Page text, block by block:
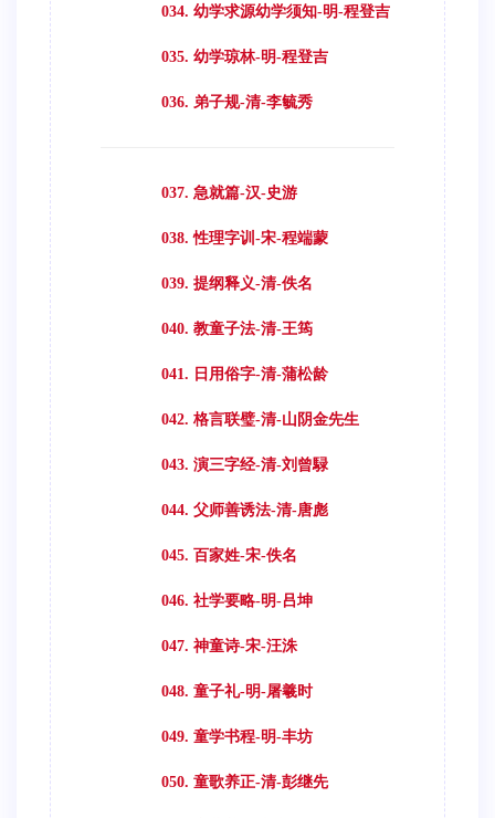
034. 幼学求源幼学须知-明-程登吉
035. 幼学琼林-明-程登吉
036. 弟子规-清-李毓秀
037. 急就篇-汉-史游
038. 性理字训-宋-程端蒙
039. 提纲释义-清-佚名
040. 教童子法-清-王筠
041. 日用俗字-清-蒲松龄
042. 格言联璧-清-山阴金先生
043. 演三字经-清-刘曾騄
044. 父师善诱法-清-唐彪
045. 百家姓-宋-佚名
046. 社学要略-明-吕坤
047. 神童诗-宋-汪洙
048. 童子礼-明-屠羲时
049. 童学书程-明-丰坊
050. 童歌养正-清-彭继先